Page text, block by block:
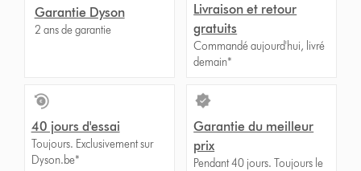
Garantie Dyson
2 ans de garantie
Livraison et retour
gratuits
Commandé aujourd'hui, livré
demain*
40 jours d'essai
Toujours. Exclusivement sur
Dyson.be*
Garantie du meilleur
prix
Pendant 40 jours. Toujours le